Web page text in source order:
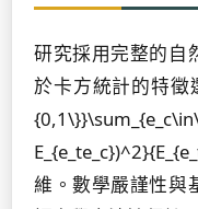
研究採用完整的自
於卡方統計的特徵
維。數學嚴謹性與